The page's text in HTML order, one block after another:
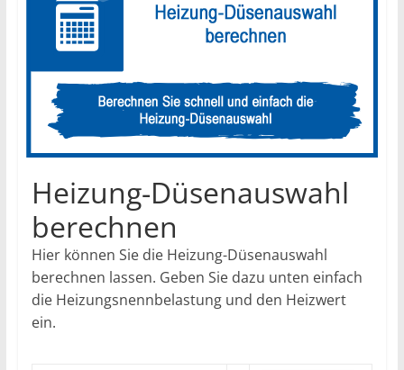
Heizung-Düsenauswahl
berechnen
Hier können Sie die Heizung-Düsenauswahl
berechnen lassen. Geben Sie dazu unten einfach
die Heizungsnennbelastung und den Heizwert
ein.